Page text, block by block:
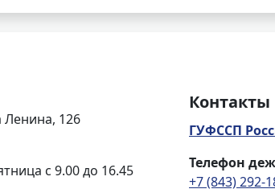
Ленина, 126
с 9.00 до 16.45
ГУФССП
Телефон
+7 (843) 292-